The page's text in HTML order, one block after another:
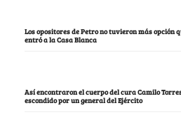
Los opositores de Petro no tuvieron más
entró a la Casa Blanca
Así encontraron el cuerpo del cura Camilo
escondido por un general del Ejército